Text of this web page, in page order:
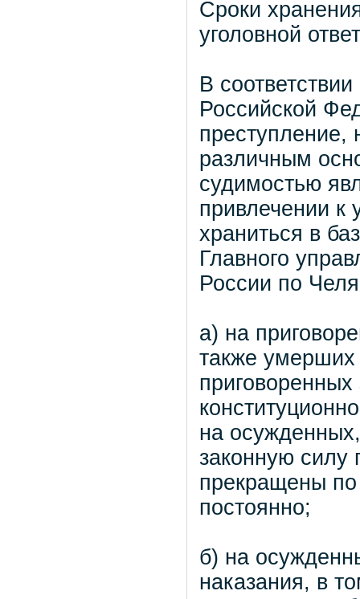
Сроки
уголовной
В
Российской
преступление,
различным
судимостью
привлечении к
храниться в
Главного
России по
а) на
также
на
законную силу
прекращены
постоянно;
б) на
наказания, в